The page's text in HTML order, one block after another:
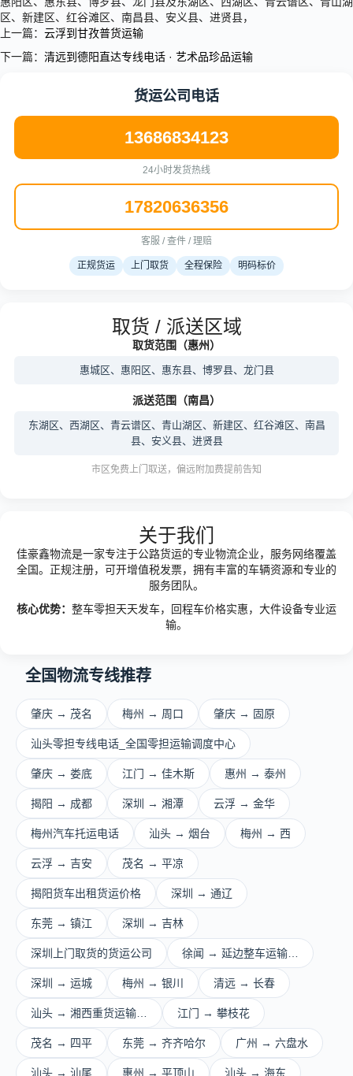
区、新建区、红谷滩区、南昌县、安义县、进贤县，
上一篇： 云浮到甘孜普货运输
下一篇： 清远到德阳直达专线电话 · 艺术品珍品运输
货运公司电话
13686834123
24小时发货热线
17820636356
客服 / 查件 / 理赔
正规货运 上门取货 全程保险 明码标价
取货 / 派送区域
取货范围（惠州）
惠城区、惠阳区、惠东县、博罗县、龙门县
派送范围（南昌）
东湖区、西湖区、青云谱区、青山湖区、新建区、红谷滩区、南昌
县、安义县、进贤县
市区免费上门取送，偏远附加费提前告知
关于我们
佳豪鑫物流是一家专注于公路货运的专业物流企业，服务网络覆盖
全国。正规注册，可开增值税发票，拥有丰富的车辆资源和专业的
服务团队。
核心优势： 整车零担天天发车，回程车价格实惠，大件设备专业运
输。
全国物流专线推荐
肇庆 → 茂名 梅州 → 周口 肇庆 → 固原
汕头零担专线电话_全国零担运输调度中心
肇庆 → 娄底 江门 → 佳木斯 惠州 → 泰州
揭阳 → 成都 深圳 → 湘潭 云浮 → 金华
梅州汽车托运电话 汕头 → 烟台 梅州 → 西
云浮 → 吉安 茂名 → 平凉
揭阳货车出租货运价格 深圳 → 通辽
东莞 → 镇江 深圳 → 吉林
深圳上门取货的货运公司 徐闻 → 延边整车运输…
深圳 → 运城 梅州 → 银川 清远 → 长春
汕头 → 湘西重货运输… 江门 → 攀枝花
茂名 → 四平 东莞 → 齐齐哈尔 广州 → 六盘水
汕头 → 汕尾 惠州 → 平顶山 汕头 → 海东